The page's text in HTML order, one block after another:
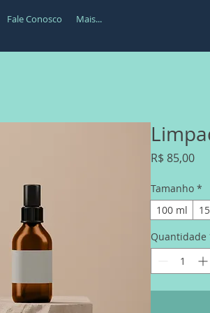
Fale Conosco Mais...
R$ 85,00
Tamanho *
100 ml
Quantidade